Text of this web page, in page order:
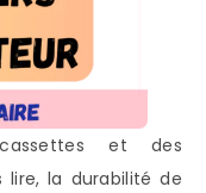
et des
lire, la durabilité de